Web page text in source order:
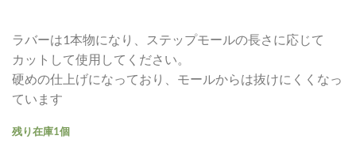
ラバーは1本物になり、ステップモールの長さに応じて
カットして使用してください。
硬めの仕上げになっており、モールからは抜けにくくなっ
ています
残り在庫1個